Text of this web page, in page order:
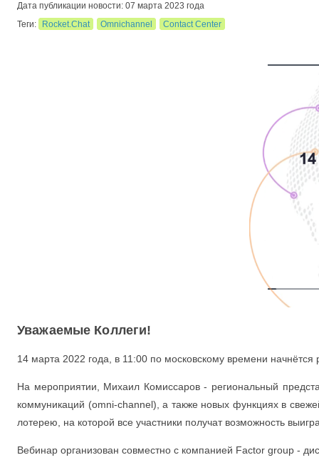
Дата публикации новости: 07 марта 2023 года
Теги:
Rocket.Chat Omnichannel Contact Center
Уважаемые Коллеги!
14 марта 2022 года, в 11:00 по московскому времени
На мероприятии, Михаил Комиссаров - региональный
коммуникаций (omni-channel), а также новых функциях в
лотерею, на которой все участники получат возможность
Вебинар организован совместно с компанией Factor group -